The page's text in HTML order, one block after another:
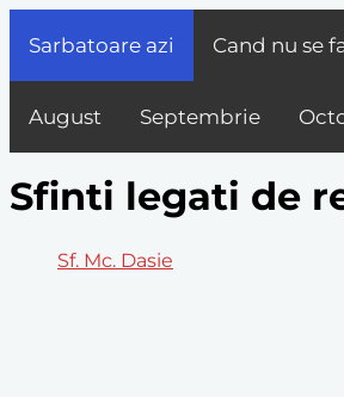
Sarbatoare azi Cand nu se
August Septembrie
Sfinti legati de
Sf. Mc. Dasie